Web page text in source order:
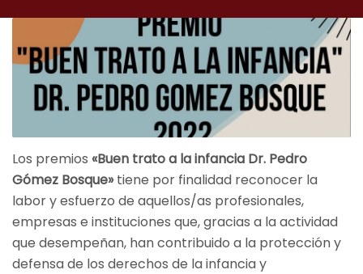
Los premios «Buen trato a la infancia Dr. Pedro
Gómez Bosque»tiene por finalidad reconocer la
labor y esfuerzo de aquellos/as profesionales,
empresas e instituciones que, gracias a la actividad
que desempeñan, han contribuido a la protección y
defensa de los derechos de la infancia y